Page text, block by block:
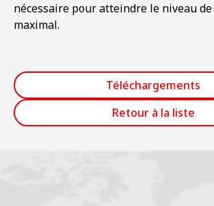
nécessaire pour atteindre le niveau de
maximal.
Téléchargements
Retour à la liste